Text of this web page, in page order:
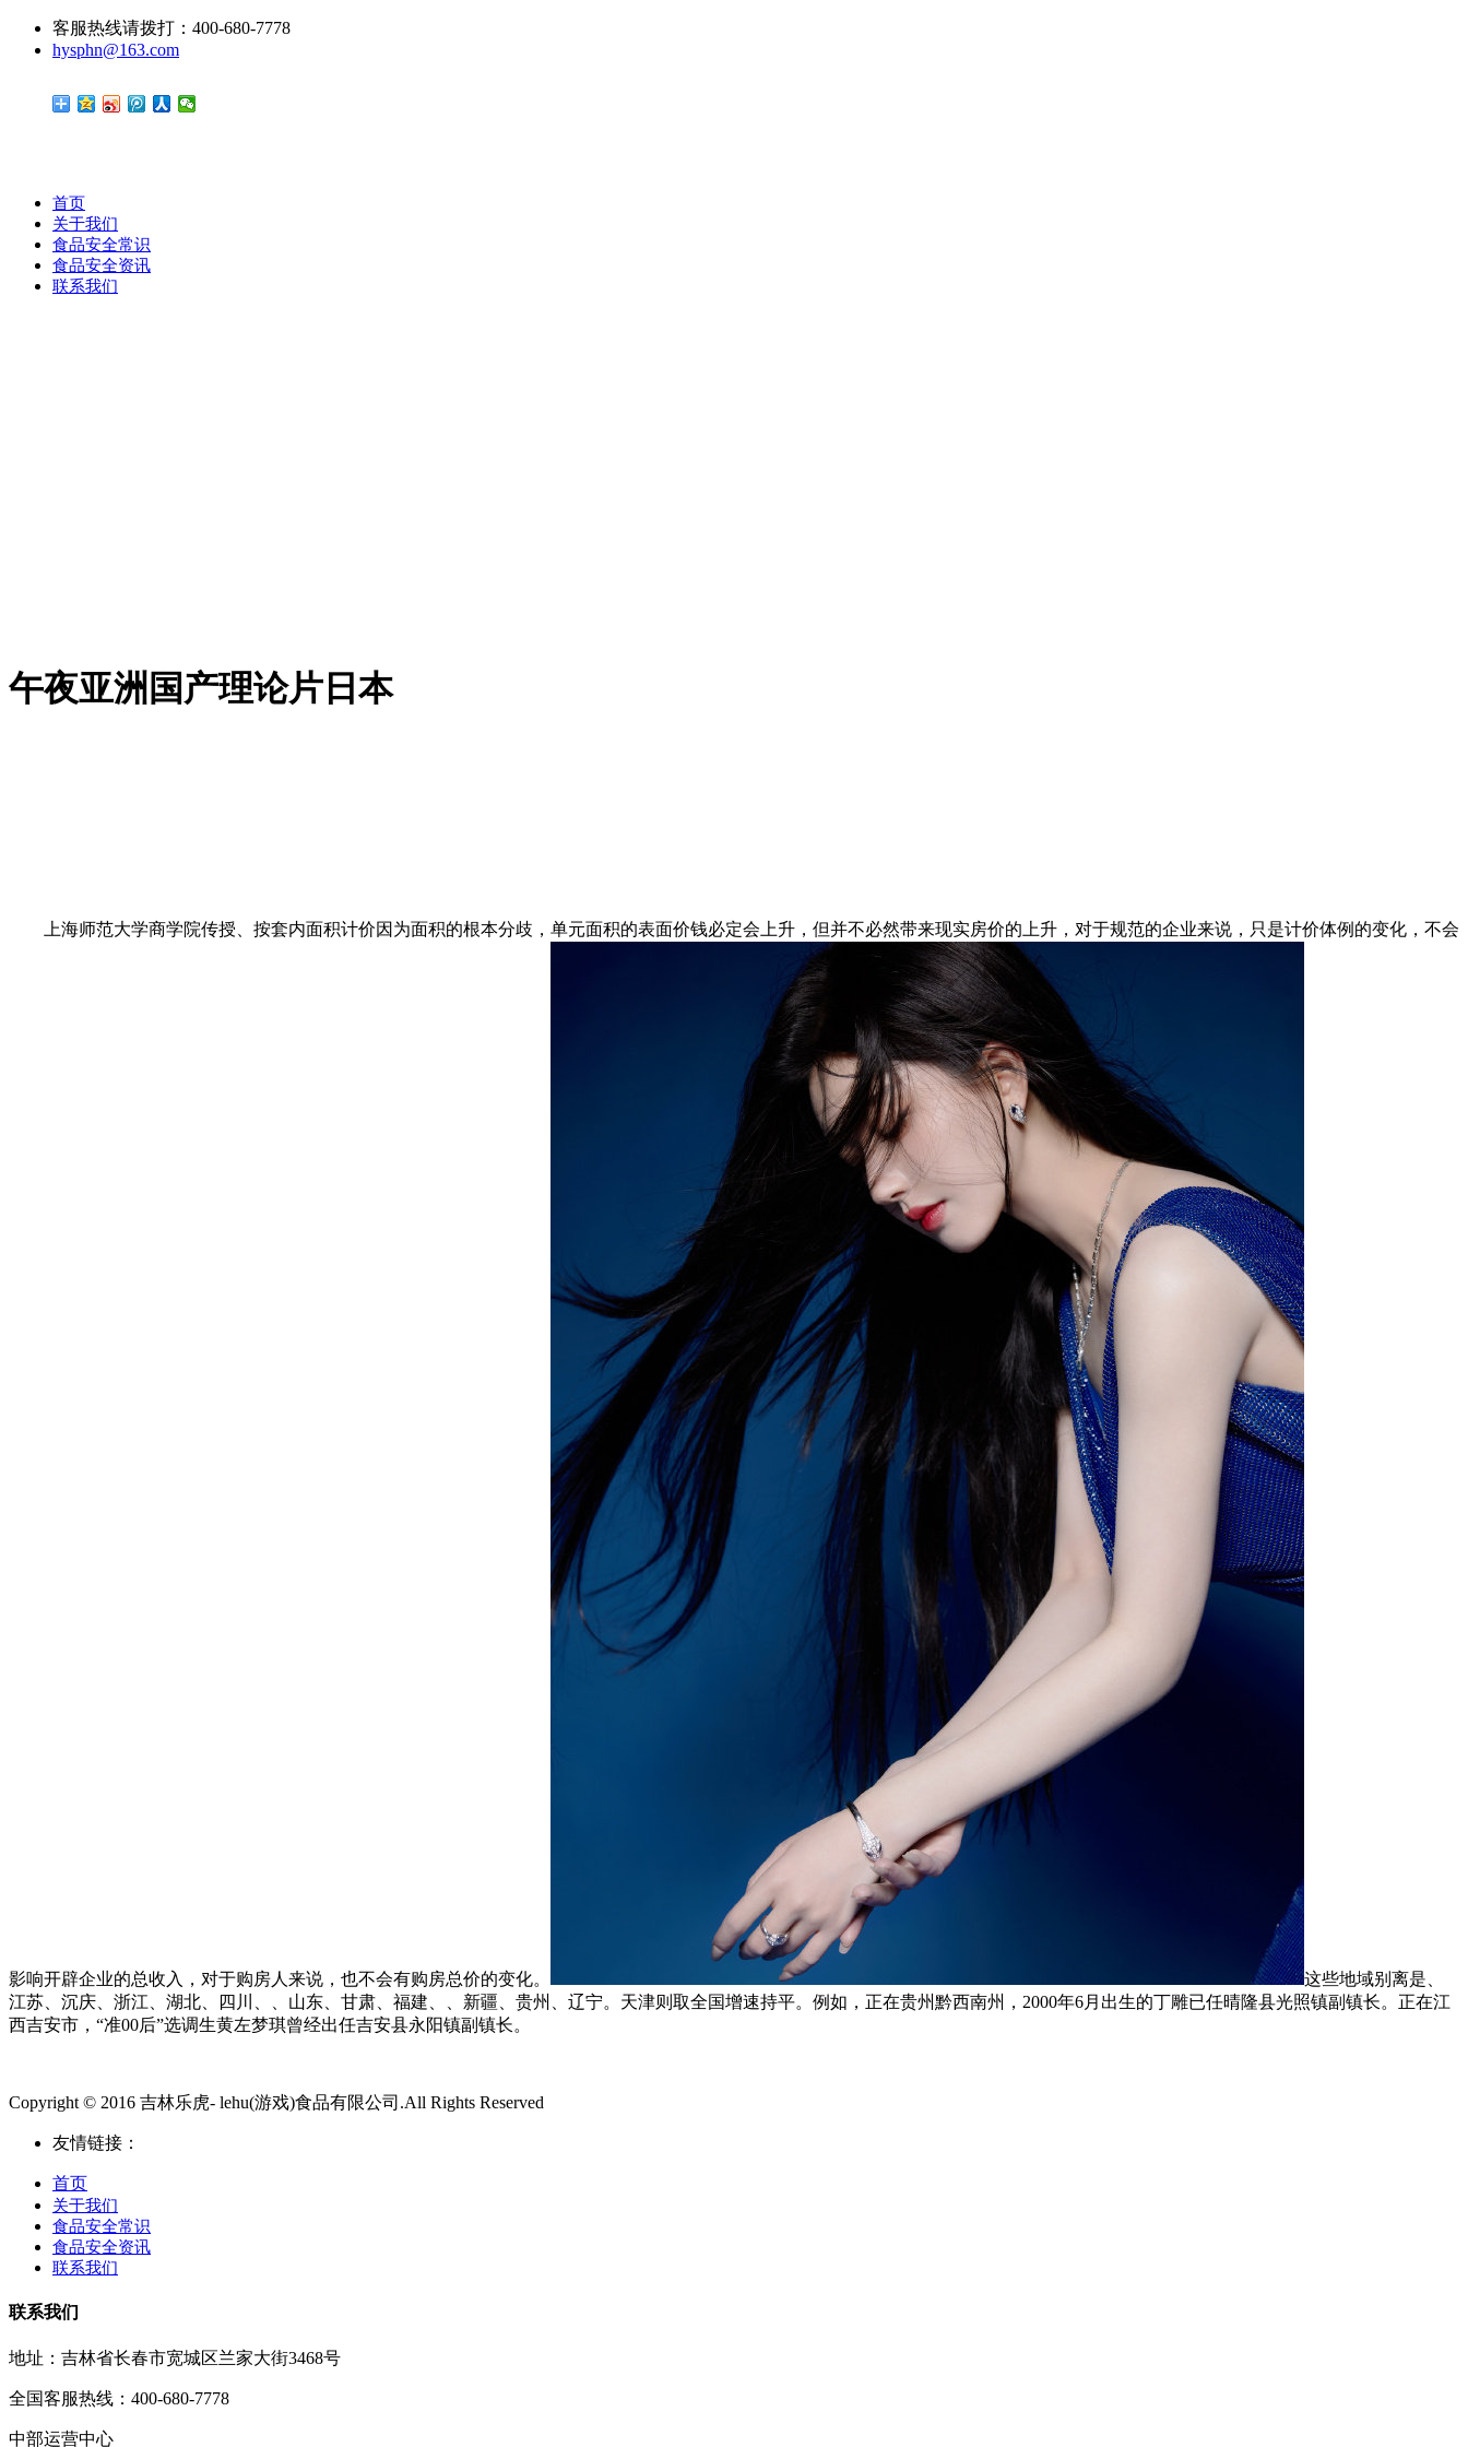
客服热线请拨打：400-680-7778
hysphn@163.com
首页
关于我们
食品安全常识
食品安全资讯
联系我们
午夜亚洲国产理论片日本
上海师范大学商学院传授、按套内面积计价因为面积的根本分歧，单元面积的表面价钱必定会上升，但并不必然带来现实房价的上升，对于规范的企业来说，只是计价体例的变化，不会
影响开辟企业的总收入，对于购房人来说，也不会有购房总价的变化。
这些地域别离是、
江苏、沉庆、浙江、湖北、四川、、山东、甘肃、福建、、新疆、贵州、辽宁。天津则取全国增速持平。例如，正在贵州黔西南州，2000年6月出生的丁雕已任晴隆县光照镇副镇长。正在江
西吉安市，“准00后”选调生黄左梦琪曾经出任吉安县永阳镇副镇长。
Copyright © 2016 吉林乐虎- lehu(游戏)食品有限公司.All Rights Reserved
友情链接：
首页
关于我们
食品安全常识
食品安全资讯
联系我们
联系我们
地址：吉林省长春市宽城区兰家大街3468号
全国客服热线：400-680-7778
中部运营中心